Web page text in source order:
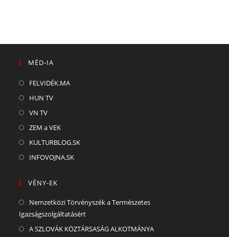
MÉD-IA
FELVIDÉK.MA
HUN TV
VN TV
ZEM a VEK
KULTURBLOG.SK
INFOVOJNA.SK
VÉNY-EK
Nemzetközi Törvényszék a Természetes
Igazságszolgáltatásért
A SZLOVÁK KÖZTÁRSASÁG ALKOTMÁNYA